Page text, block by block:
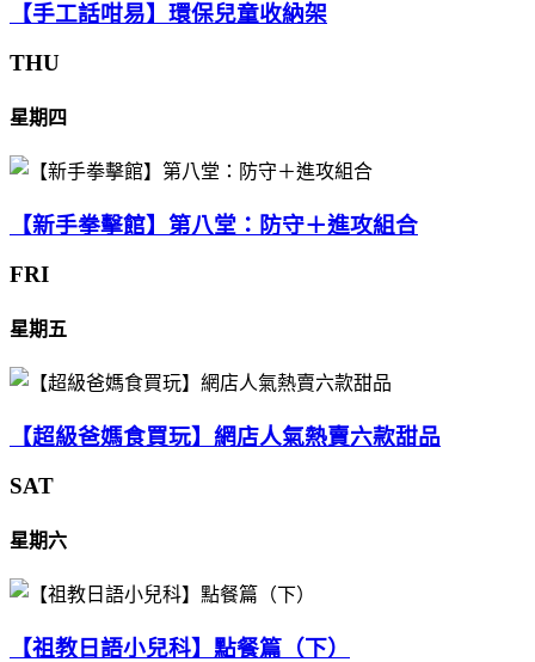
【手工話咁易】環保兒童收納架
THU
星期四
【新手拳擊館】第八堂：防守＋進攻組合
FRI
星期五
【超級爸媽食買玩】網店人氣熱賣六款甜品
SAT
星期六
【祖教日語小兒科】點餐篇（下）